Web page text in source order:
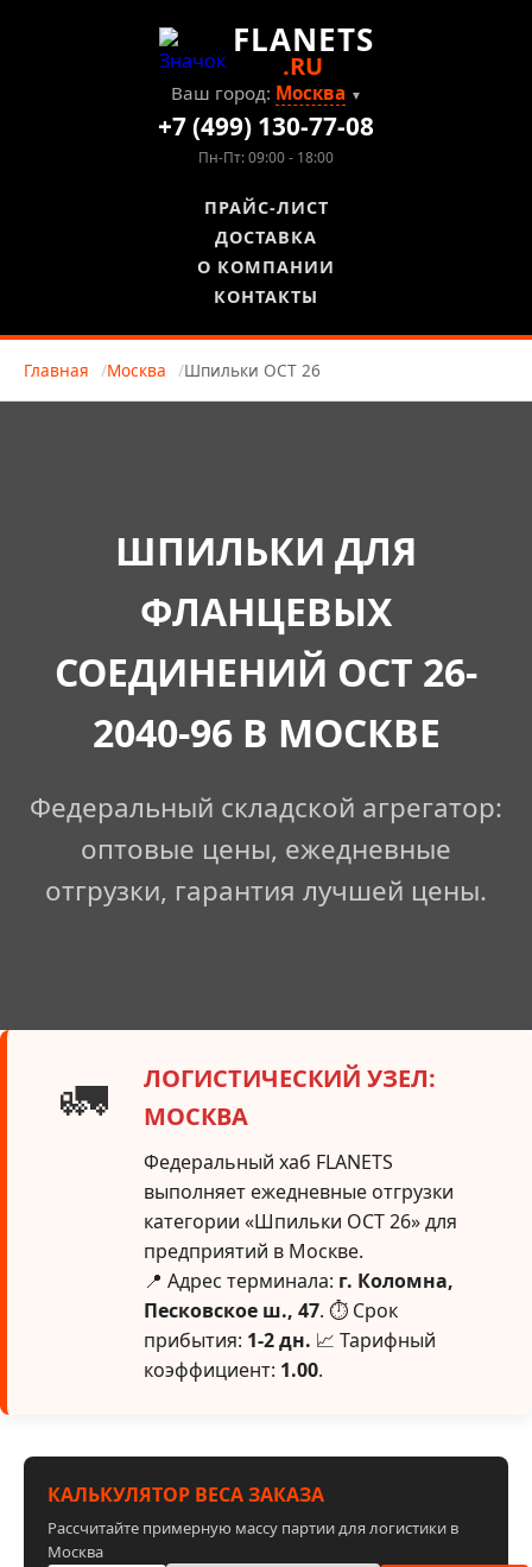
FLANETS
.RU
Ваш город: Москва ▼
+7 (499) 130-77-08
Пн-Пт: 09:00 - 18:00
ПРАЙС-ЛИСТ
ДОСТАВКА
О КОМПАНИИ
КОНТАКТЫ
Главная Москва Шпильки ОСТ 26
ШПИЛЬКИ ДЛЯ
ФЛАНЦЕВЫХ
СОЕДИНЕНИЙ ОСТ 26-
2040-96 В МОСКВЕ
Федеральный складской агрегатор:
оптовые цены, ежедневные
отгрузки, гарантия лучшей цены.
🚛
ЛОГИСТИЧЕСКИЙ УЗЕЛ:
МОСКВА
Федеральный хаб FLANETS
выполняет ежедневные отгрузки
категории «Шпильки ОСТ 26» для
предприятий в Москве.
📍 Адрес терминала: г. Коломна,
Песковское ш., 47. ⏱ Срок
прибытия: 1-2 дн. 📈 Тарифный
коэффициент: 1.00.
КАЛЬКУЛЯТОР ВЕСА ЗАКАЗА
Рассчитайте примерную массу партии для логистики в
Москва